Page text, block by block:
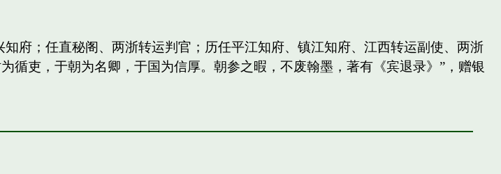
府；任直秘阁、两浙转运判官；历任平江知府、镇江知府、江西转运副使、两浙
循吏，于朝为名卿，于国为信厚。朝参之暇，不废翰墨，著有《宾退录》”，赠银